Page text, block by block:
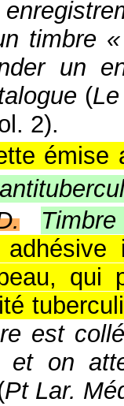
timbre
un
(
2).
émise
adhésive
qui
est
et on
Pt Lar.